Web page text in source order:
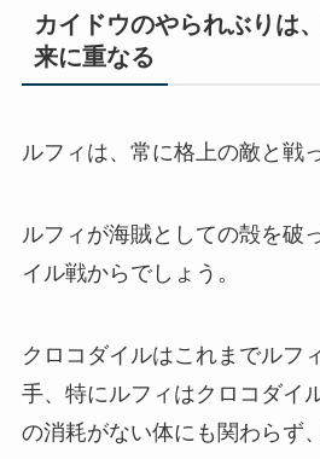
カイドウのやられぶりは
来に重なる
ルフィは、常に格上の敵と戦
ルフィが海賊としての殻を破
イル戦からでしょう。
クロコダイルはこれまでルフ
手、特にルフィはクロコダイ
の消耗がない体にも関わらず